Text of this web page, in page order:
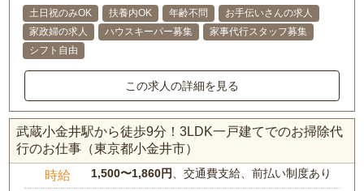
土日祝のみOK 扶養内OK 年齢不問
お手伝いさんの求人
家政婦の求人
ハウスキーパー募集
家事代行スタッフ募集
シフト自由
この求人の詳細を見る
武蔵小金井駅から徒歩9分！3LDK一戸建てでのお掃除代
行のお仕事（東京都小金井市）
時給 1,500〜1,860円、交通費支給、前払い制度あり